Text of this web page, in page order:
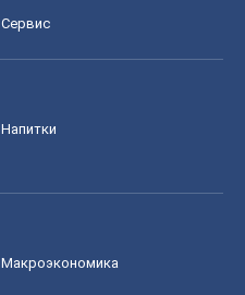
Сервис
Напитки
Mакроэкономика